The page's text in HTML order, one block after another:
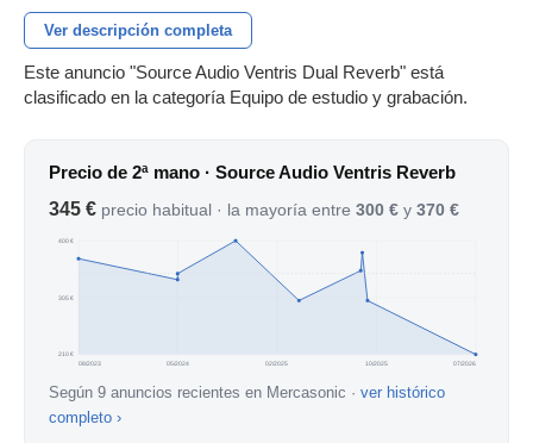
Ver descripción completa
Este anuncio "Source Audio Ventris Dual Reverb" está
clasificado en la categoría Equipo de estudio y grabación.
Precio de 2ª mano · Source Audio Ventris Reverb
345 € precio habitual · la mayoría entre 300 € y 370 €
210 €
305 €
400 €
08/2023 05/2024 02/2025 10/2025 07/2026
Según 9 anuncios recientes en Mercasonic · ver histórico
completo ›